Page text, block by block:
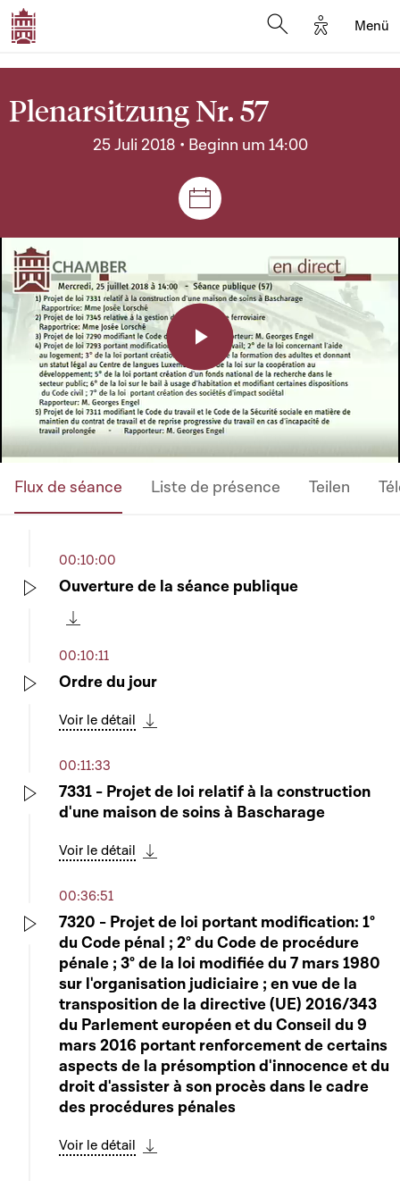
Options
Menü
Plenarsitzung Nr. 57
25 Juli 2018 • Beginn um 14:00
Plenar- und
Play
Video
Flux de séance Liste de présence Teilen
00:10:00
Ouverture de la séance publique
00:10:11
Ordre du jour
Voir le détail
00:11:33
7331 - Projet de loi relatif à la construction
d'une maison de soins à Bascharage
Voir le détail
00:36:51
7320 - Projet de loi portant modification: 1°
du Code pénal ; 2° du Code de procédure
pénale ; 3° de la loi modifiée du 7 mars 1980
sur l'organisation judiciaire ; en vue de la
transposition de la directive (UE) 2016/343
du Parlement européen et du Conseil du 9
mars 2016 portant renforcement de certains
aspects de la présomption d'innocence et du
droit d'assister à son procès dans le cadre
des procédures pénales
Voir le détail